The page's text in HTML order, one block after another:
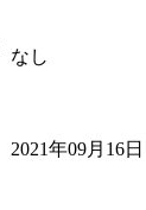
なし
2021年09月16日